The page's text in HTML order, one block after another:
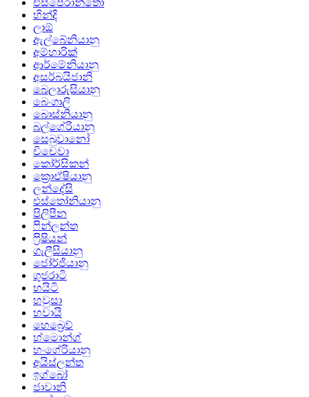
එස්පෙරාන්තෝ
හින්දි
ලාඕ
ඇල්බේනියානු
අම්හාරික්
ආර්මේනියානු
අසර්බයිජානි
බෙලාරුසියානු
බෙංගාලි
බොස්නියානු
බල්ගේරියානු
සෙබුවානෝ
චිචෙවා
කෝර්සිකන්
ක්‍රොඒෂියානු
ලන්දේසි
එස්තෝනියානු
පිලිපීන
ෆින්ලන්ත
ෆ්‍රිෂියන්
ගැලීසියානු
ජෝර්ජියානු
ගුජරාටි
හයිටි
හවුසා
හවායි
හෙබ්‍රෙව්
හ්මොන්ග්
හංගේරියානු
අයිස්ලන්ත
ඉග්බෝ
ජාවානි